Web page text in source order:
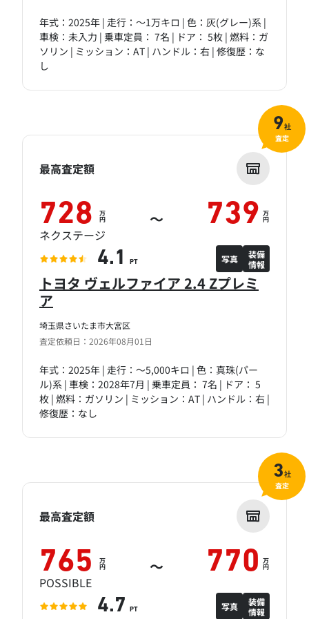
年式：2025年 | 走行：～1万キロ | 色：灰(グレー)系 |
車検：未入力 | 乗車定員： 7名 | ドア： 5枚 | 燃料：ガ
ソリン | ミッション：AT | ハンドル：右 | 修復歴：な
し
埼玉県さいたま市大宮区
査定依頼日：2026年08月01日
トヨタ ヴェルファイア 2.4 Zプレミ
ア
年式：2025年 | 走行：～5,000キロ | 色：真珠(パー
ル)系 | 車検：2028年7月 | 乗車定員： 7名 | ドア： 5
枚 | 燃料：ガソリン | ミッション：AT | ハンドル：右 |
修復歴：なし
最高査定額
728 万
円 ～ 739 万
円
ネクステージ
4.1 PT 写真
装備
情報
9社
査定
最高査定額
765 万
円 ～ 770 万
円
POSSIBLE
4.7 PT 写真
装備
情報
3社
査定